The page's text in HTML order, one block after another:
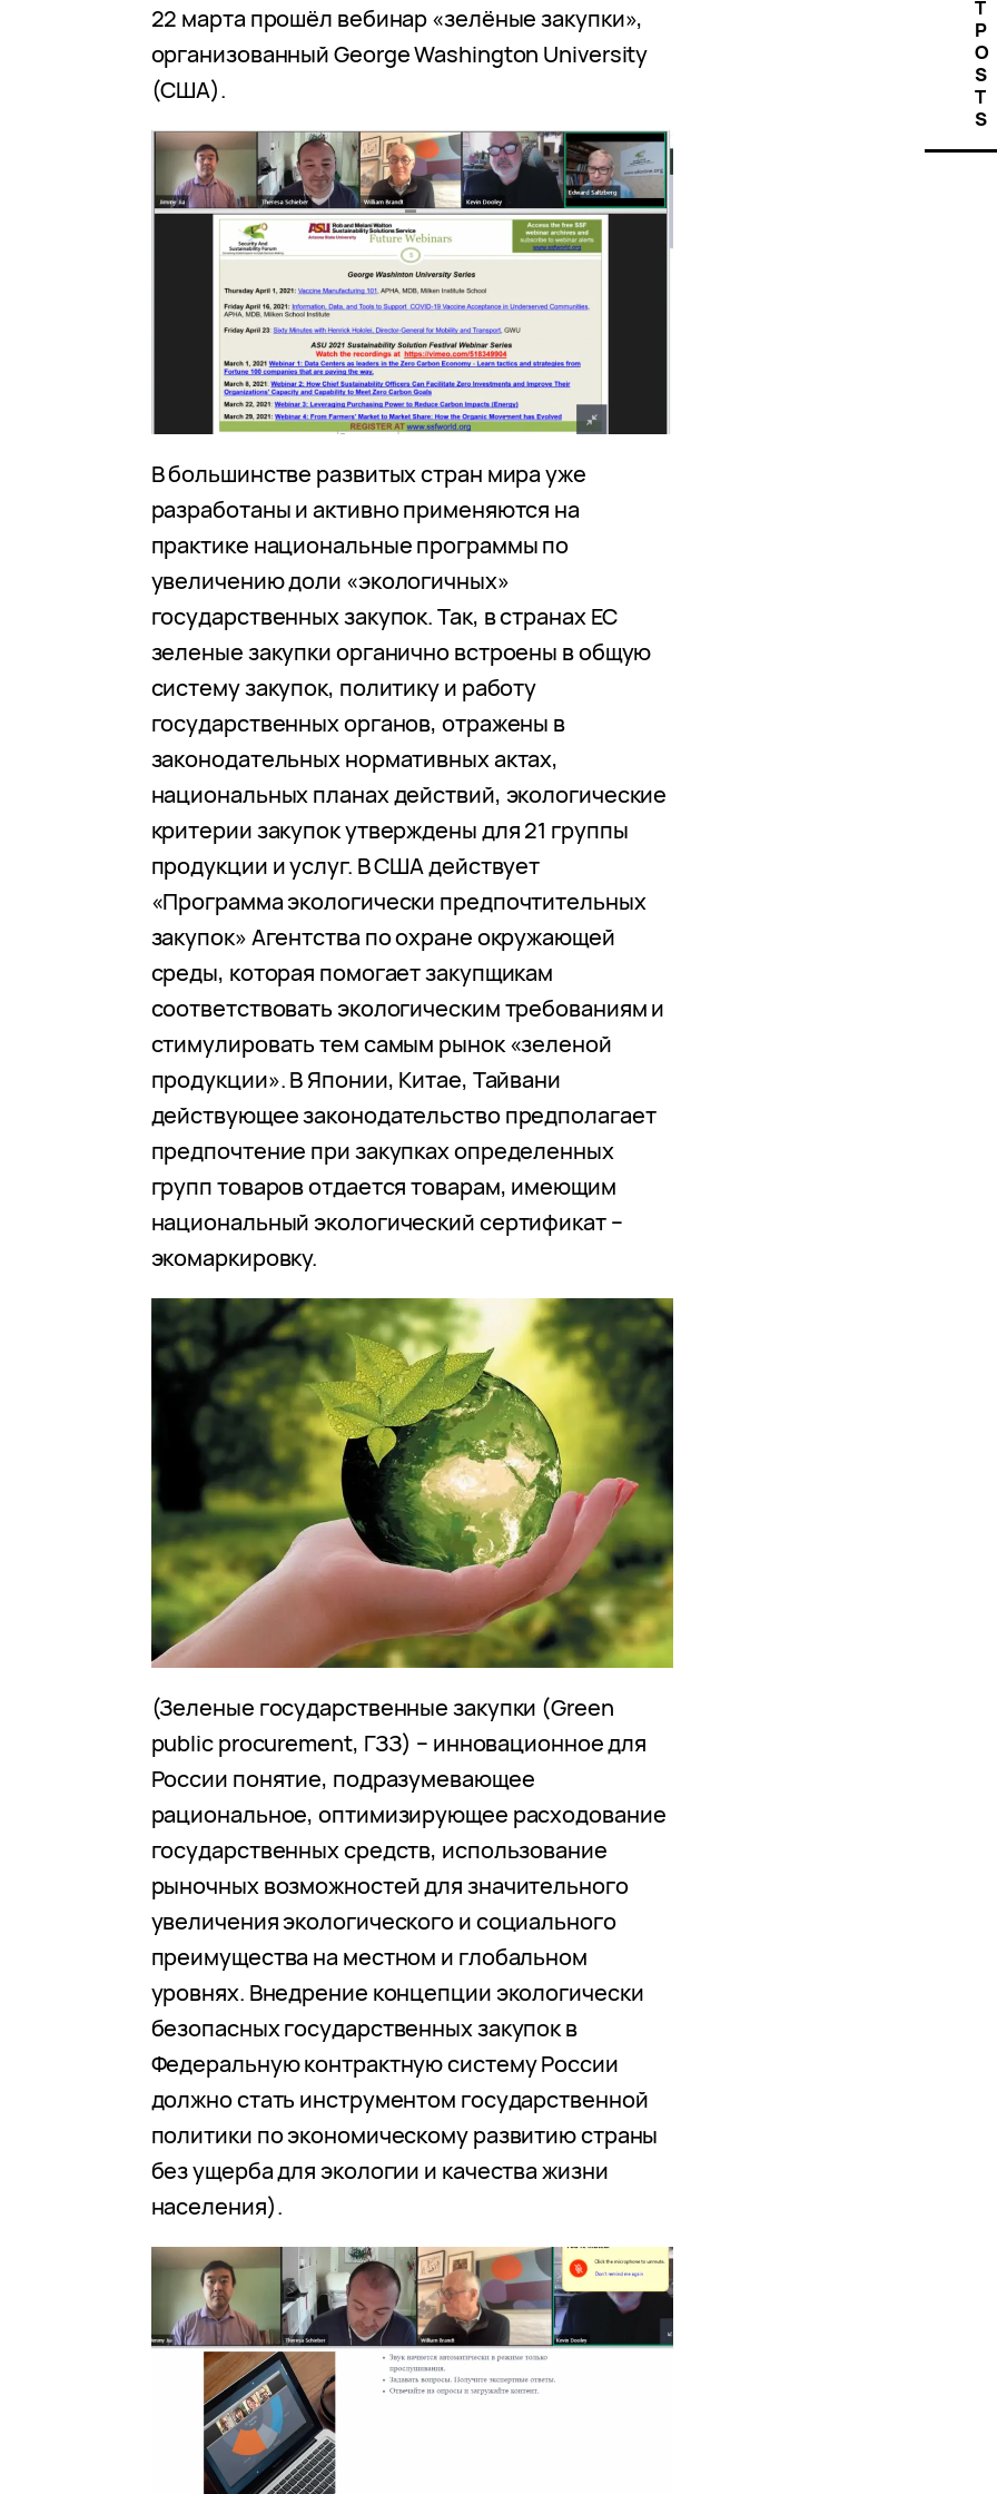
22 марта прошёл вебинар «зелёные закупки»,
организованный George Washington University
(США).
В большинстве развитых стран мира уже
разработаны и активно применяются на
практике национальные программы по
увеличению доли «экологичных»
государственных закупок. Так, в странах ЕС
зеленые закупки органично встроены в общую
систему закупок, политику и работу
государственных органов, отражены в
законодательных нормативных актах,
национальных планах действий, экологические
критерии закупок утверждены для 21 группы
продукции и услуг. В США действует
«Программа экологически предпочтительных
закупок» Агентства по охране окружающей
среды, которая помогает закупщикам
соответствовать экологическим требованиям и
стимулировать тем самым рынок «зеленой
продукции». В Японии, Китае, Тайвани
действующее законодательство предполагает
предпочтение при закупках определенных
групп товаров отдается товарам, имеющим
национальный экологический сертификат –
экомаркировку.
(Зеленые государственные закупки (Green
public procurement, ГЗЗ) – инновационное для
России понятие, подразумевающее
рациональное, оптимизирующее расходование
государственных средств, использование
рыночных возможностей для значительного
увеличения экологического и социального
преимущества на местном и глобальном
уровнях. Внедрение концепции экологически
безопасных государственных закупок в
Федеральную контрактную систему России
должно стать инструментом государственной
политики по экономическому развитию страны
без ущерба для экологии и качества жизни
населения).
T
P
O
S
T
S